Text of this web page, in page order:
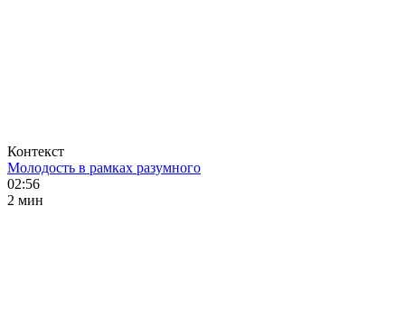
Контекст
Молодость в рамках разумного
02:56
2 мин